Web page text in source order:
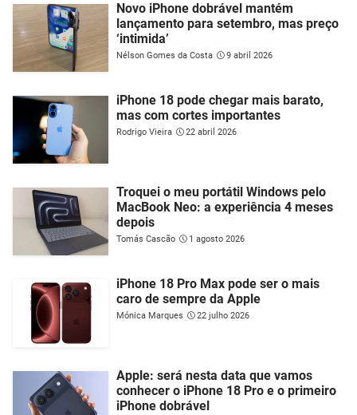
Novo iPhone dobrável mantém
lançamento para setembro, mas preço
‘intimida’
Nélson Gomes da Costa 9 abril 2026
iPhone 18 pode chegar mais barato,
mas com cortes importantes
Rodrigo Vieira 22 abril 2026
Troquei o meu portátil Windows pelo
MacBook Neo: a experiência 4 meses
depois
Tomás Cascão 1 agosto 2026
iPhone 18 Pro Max pode ser o mais
caro de sempre da Apple
Mónica Marques 22 julho 2026
Apple: será nesta data que vamos
conhecer o iPhone 18 Pro e o primeiro
iPhone dobrável